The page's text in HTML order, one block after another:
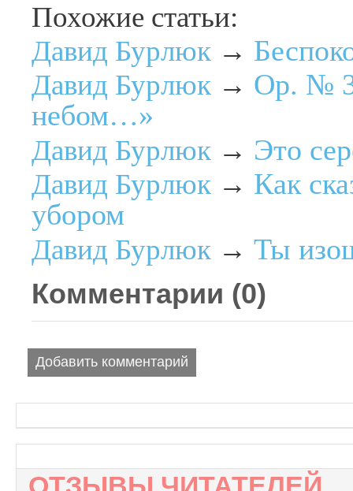
Похожие статьи:
Давид Бурлюк →
Давид Бурлюк → Op. №
небом…»
Давид Бурлюк → Это
Давид Бурлюк → Как
убором
Давид Бурлюк → Ты
Комментарии (0)
Добавить комментарий